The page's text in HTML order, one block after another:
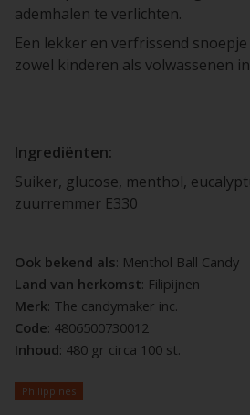
ademhalen te verlichten.
Een lekker en verfrissend
zowel kinderen als volwassenen
Ingrediënten:
Suiker, glucose, menthol,
zuurremmer E330
Ook bekend als: Menthol Ball Candy
Land van herkomst: Filipijnen
Merk: The candymaker inc.
Code: 4806500730012
Inhoud: 480 gr circa 100 st.
Philippines